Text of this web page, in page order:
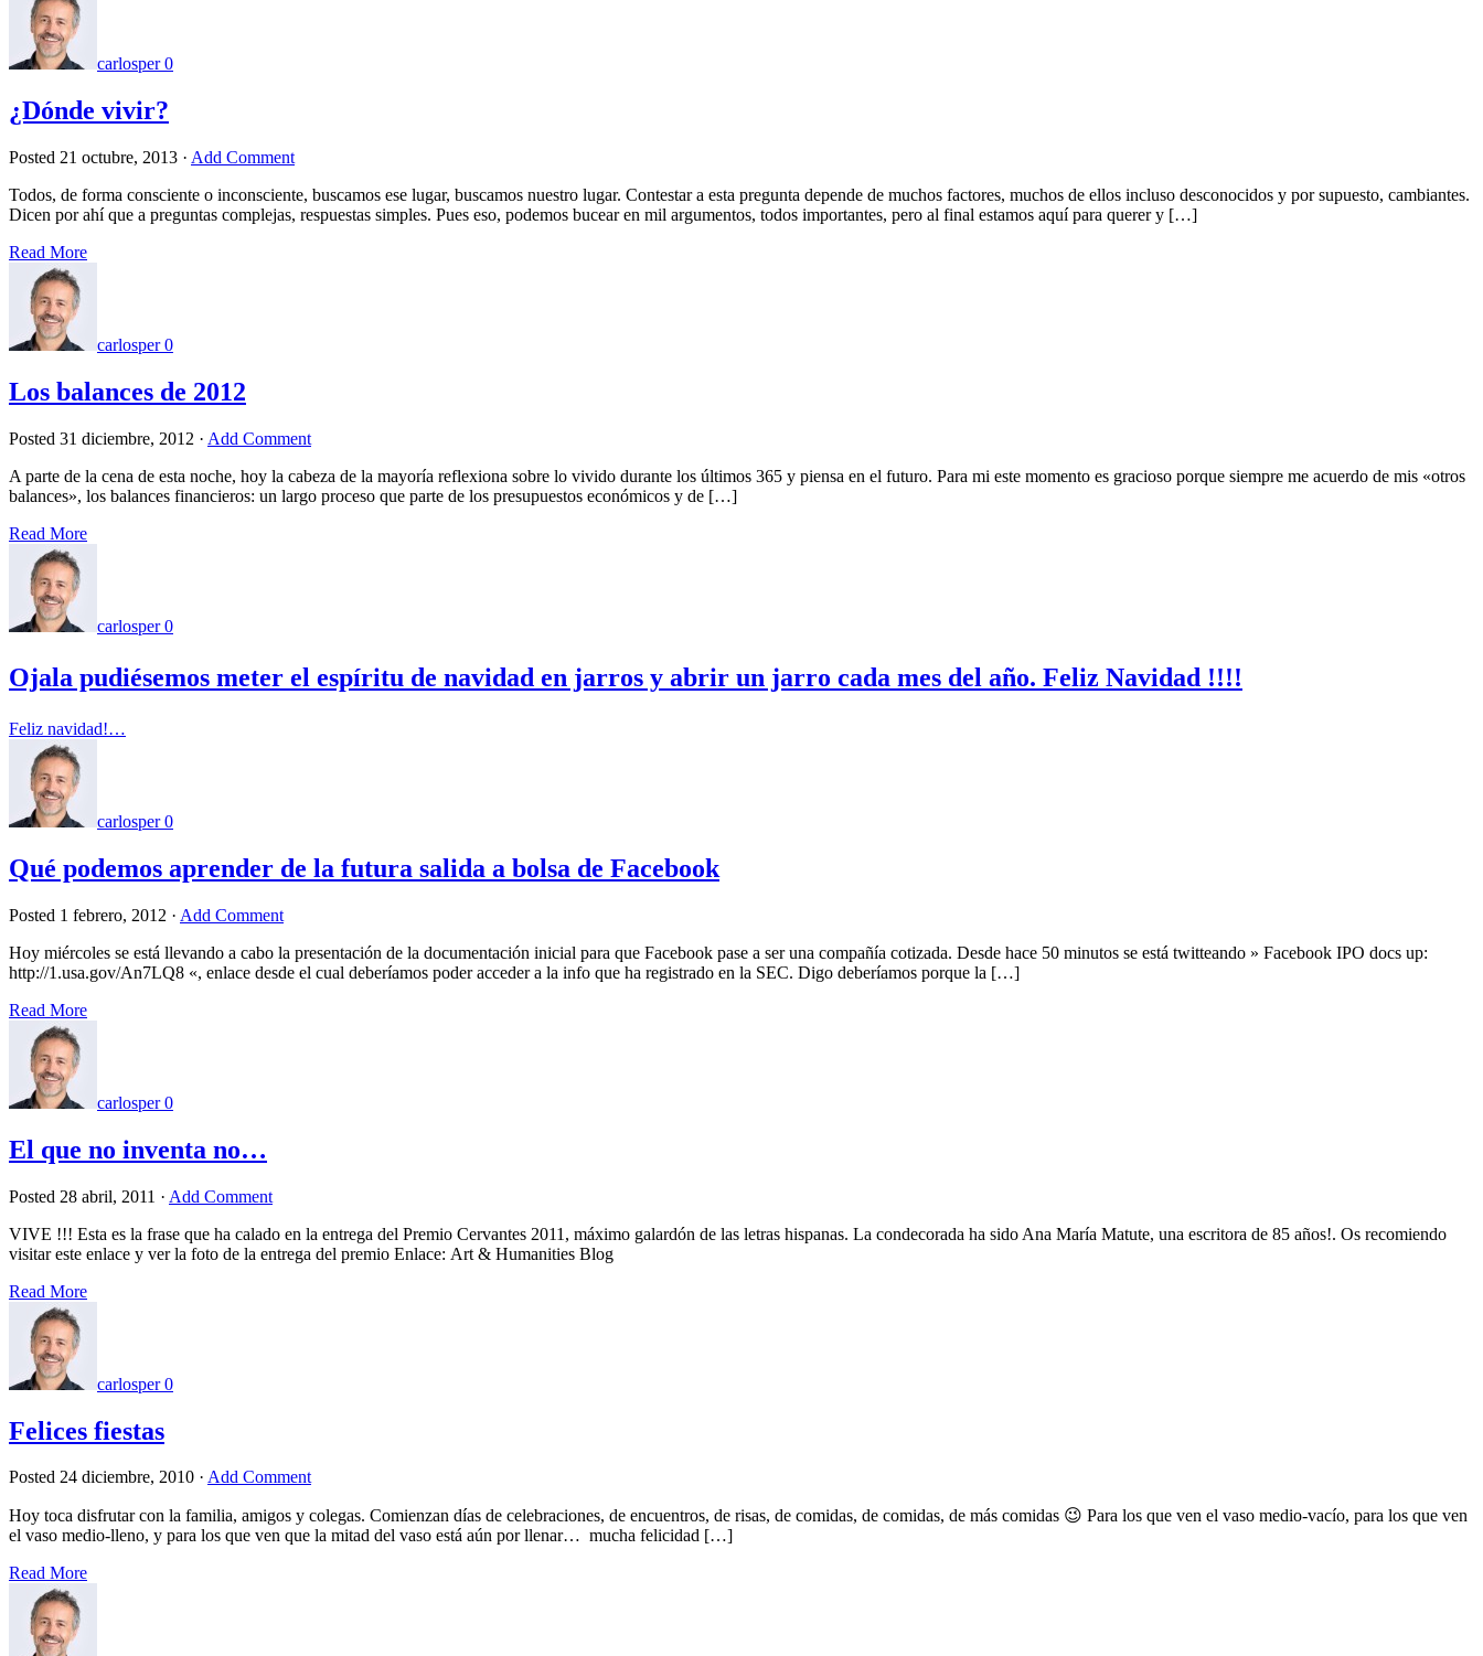
carlosper 0
¿Dónde vivir?
Posted 21 octubre, 2013 · Add Comment
Todos, de forma consciente o inconsciente, buscamos ese lugar, buscamos nuestro lugar. Contestar a esta pregunta depende de muchos factores, muchos de ellos incluso desconocidos y por supuesto, cambiantes.
Dicen por ahí que a preguntas complejas, respuestas simples. Pues eso, podemos bucear en mil argumentos, todos importantes, pero al final estamos aquí para querer y […]
Read More
carlosper 0
Los balances de 2012
Posted 31 diciembre, 2012 · Add Comment
A parte de la cena de esta noche, hoy la cabeza de la mayoría reflexiona sobre lo vivido durante los últimos 365 y piensa en el futuro. Para mi este momento es gracioso porque siempre me acuerdo de mis «otros
balances», los balances financieros: un largo proceso que parte de los presupuestos económicos y de […]
Read More
carlosper 0
Ojala pudiésemos meter el espíritu de navidad en jarros y abrir un jarro cada mes del año. Feliz Navidad !!!!
Feliz navidad!…
carlosper 0
Qué podemos aprender de la futura salida a bolsa de Facebook
Posted 1 febrero, 2012 · Add Comment
Hoy miércoles se está llevando a cabo la presentación de la documentación inicial para que Facebook pase a ser una compañía cotizada. Desde hace 50 minutos se está twitteando » Facebook IPO docs up:
http://1.usa.gov/An7LQ8 «, enlace desde el cual deberíamos poder acceder a la info que ha registrado en la SEC. Digo deberíamos porque la […]
Read More
carlosper 0
El que no inventa no…
Posted 28 abril, 2011 · Add Comment
VIVE !!! Esta es la frase que ha calado en la entrega del Premio Cervantes 2011, máximo galardón de las letras hispanas. La condecorada ha sido Ana María Matute, una escritora de 85 años!. Os recomiendo
visitar este enlace y ver la foto de la entrega del premio Enlace: Art & Humanities Blog
Read More
carlosper 0
Felices fiestas
Posted 24 diciembre, 2010 · Add Comment
Hoy toca disfrutar con la familia, amigos y colegas. Comienzan días de celebraciones, de encuentros, de risas, de comidas, de comidas, de más comidas 😉 Para los que ven el vaso medio-vacío, para los que ven
el vaso medio-lleno, y para los que ven que la mitad del vaso está aún por llenar… mucha felicidad […]
Read More